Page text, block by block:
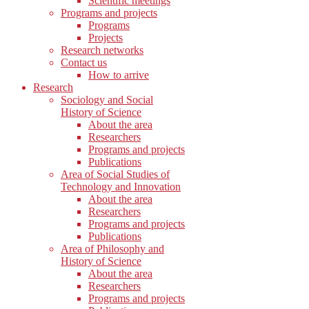
Programs and projects
Programs
Projects
Research networks
Contact us
How to arrive
Research
Sociology and Social
History of Science
About the area
Researchers
Programs and projects
Publications
Area of Social Studies of
Technology and Innovation
About the area
Researchers
Programs and projects
Publications
Area of Philosophy and
History of Science
About the area
Researchers
Programs and projects